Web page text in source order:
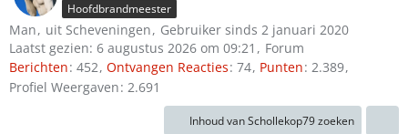
Hoofdbrandmeester
Man uit Scheveningen
Gebruiker sinds 2 januari 2020
Laatst gezien: 6 augustus 2026 om 09:21
Forum
Berichten 452 Ontvangen Reacties 74 Punten 2.389
Profiel Weergaven 2.691
Inhoud van Schollekop79 zoeken